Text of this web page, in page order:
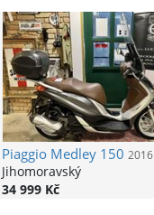
PiaggioMedley 150 2016
Jihomoravský
34 999 Kč